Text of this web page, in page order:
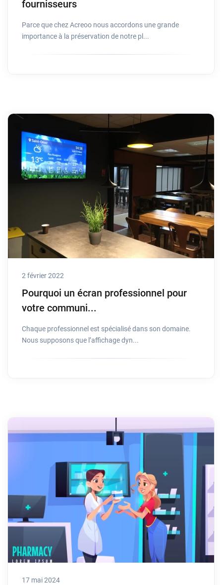
fournisseurs
Parce que chez Acreoo nous accordons une grande
importance à la préservation de notre pl...
2 février 2022
Pourquoi un écran professionnel pour
votre communi...
Chaque professionnel est spécialisé dans son domaine.
Nous supposons que l’affichage dyn...
17 mai 2024